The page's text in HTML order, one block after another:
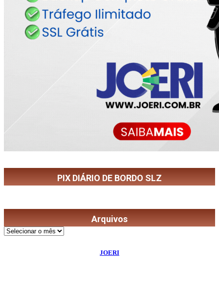
PIX DIÁRIO DE BORDO SLZ
Arquivos
Arquivos
JOERI